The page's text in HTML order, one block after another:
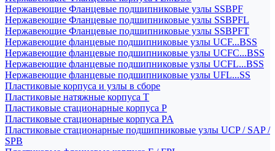
Нержавеющие Фланцевые подшипниковые узлы SSBPF
Нержавеющие Фланцевые подшипниковые узлы SSBPFL
Нержавеющие Фланцевые подшипниковые узлы SSBPFT
Нержавеющие фланцевые подшипниковые узлы UCF...BSS
Нержавеющие фланцевые подшипниковые узлы UCFC...BSS
Нержавеющие фланцевые подшипниковые узлы UCFL...BSS
Нержавеющие фланцевые подшипниковые узлы UFL...SS
Пластиковые корпуса и узлы в сборе
Пластиковые натяжные корпуса T
Пластиковые стационарные корпуса P
Пластиковые стационарные корпуса PA
Пластиковые стационарные подшипниковые узлы UCP / SAP /
SPB